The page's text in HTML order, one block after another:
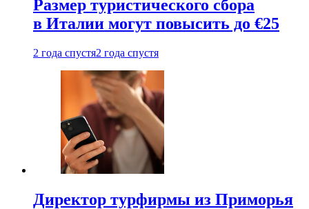
Размер туристического сбора
в Италии могут повысить до €25
2 года спустя2 года спустя
Директор турфирмы из Приморья